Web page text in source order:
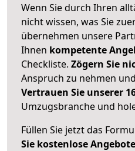
Wenn Sie durch Ihren
nicht wissen, was Sie
übernehmen unsere
Ihnen kompetente
Checkliste. Zögern Sie
Anspruch zu nehmen
Vertrauen Sie unserer
Umzugsbranche und
Füllen Sie jetzt das
Sie kostenlose Angebote